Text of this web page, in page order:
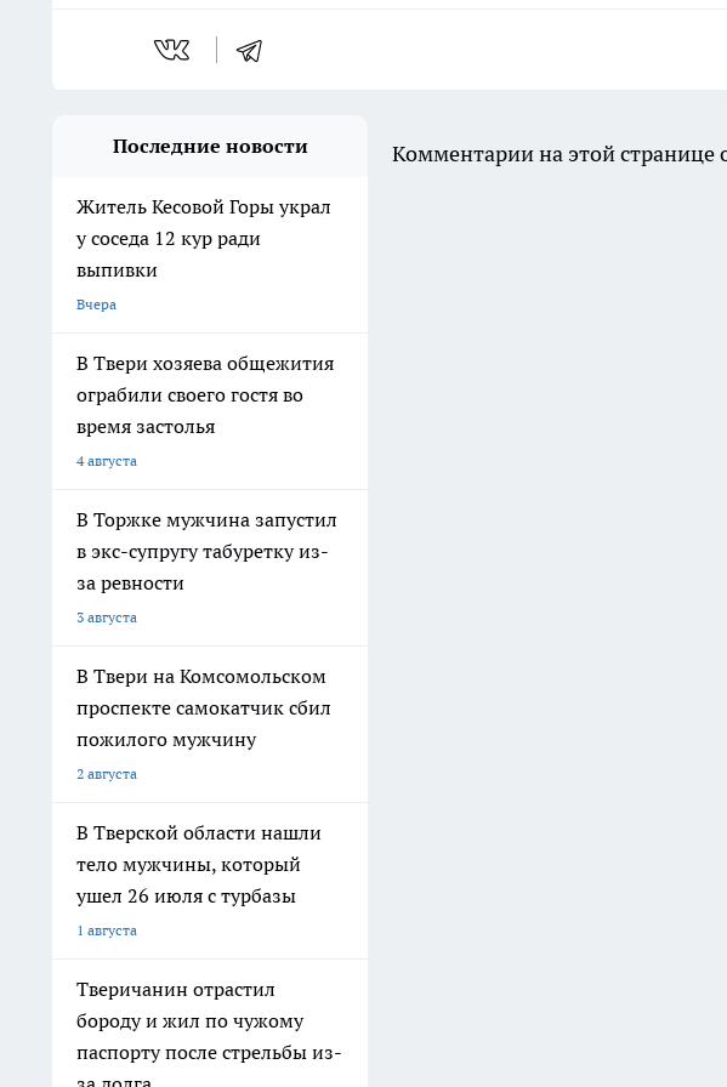
Последние новости
Житель Кесовой Горы украл
у соседа 12 кур ради
выпивки
Вчера
В Твери хозяева общежития
ограбили своего гостя во
время застолья
4 августа
В Торжке мужчина запустил
в экс-супругу табуретку из-
за ревности
3 августа
В Твери на Комсомольском
проспекте самокатчик сбил
пожилого мужчину
2 августа
В Тверской области нашли
тело мужчины, который
ушел 26 июля с турбазы
1 августа
Тверичанин отрастил
бороду и жил по чужому
паспорту после стрельбы из-
Комментарии на этой странице